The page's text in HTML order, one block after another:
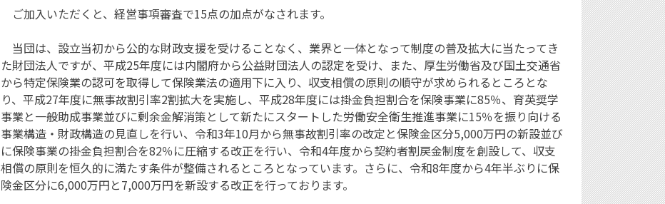
ご加入いただくと、経営事項審査で15点の加点がなされます。
当団は、設立当初から公的な財政支援を受けることなく、業界と一体となって制度の普及拡大に当たってき
た財団法人ですが、平成25年度には内閣府から公益財団法人の認定を受け、また、厚生労働省及び国土交通省
から特定保険業の認可を取得して保険業法の適用下に入り、収支相償の原則の順守が求められるところとな
り、平成27年度に無事故割引率2割拡大を実施し、平成28年度には掛金負担割合を保険事業に85％、育英奨学
事業と一般助成事業並びに剰余金解消策として新たにスタートした労働安全衛生推進事業に15％を振り向ける
事業構造・財政構造の見直しを行い、令和3年10月から無事故割引率の改定と保険金区分5,000万円の新設並び
に保険事業の掛金負担割合を82％に圧縮する改正を行い、令和4年度から契約者割戻金制度を創設して、収支
相償の原則を恒久的に満たす条件が整備されるところとなっています。さらに、令和8年度から4年半ぶりに保
険金区分に6,000万円と7,000万円を新設する改正を行っております。